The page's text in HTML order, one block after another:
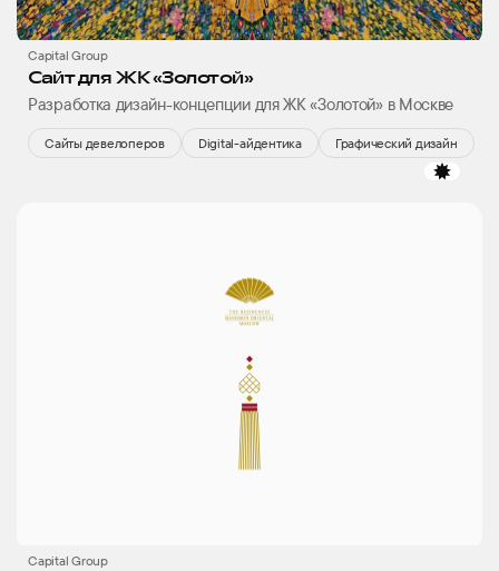
Capital Group
Сайт для ЖК «Золотой»
Разработка дизайн-концепции для ЖК «Золотой» в Москве
Сайты девелоперов Digital-айдентика Графический дизайн
Capital Group